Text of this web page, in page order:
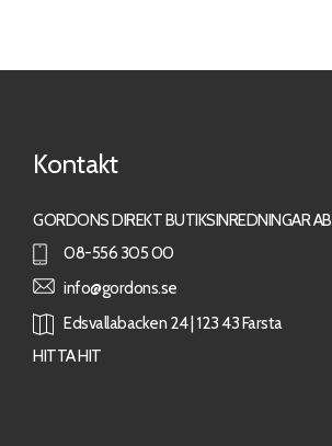
Kontakt
GORDONS DIREKT BUTIKSINREDNINGAR AB
08-556 305 00
info@gordons.se
Edsvallabacken 24 | 123 43 Farsta
HITTA HIT